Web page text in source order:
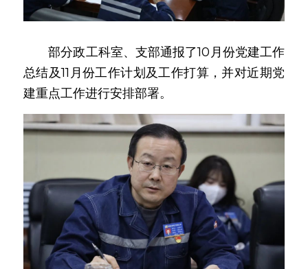
部分政工科室、支部通报了10月份党建工作
总结及11月份工作计划及工作打算，并对近期党
建重点工作进行安排部署。